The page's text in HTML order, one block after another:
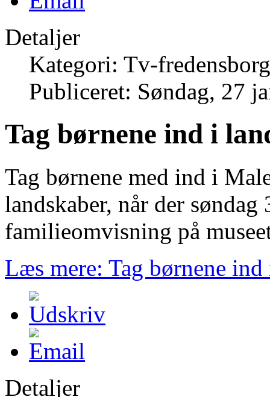
Detaljer
Kategori: Tv-
Publiceret: Søndag, 27
Tag børnene ind i
Tag børnene med ind i
landskaber, når der
familieomvisning på
Læs mere: Tag børnene
Detaljer